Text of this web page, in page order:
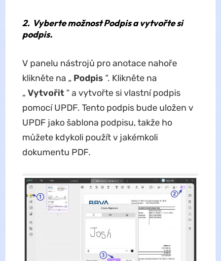
2. Vyberte možnost Podpis a vytvořte si
podpis.
V panelu nástrojů pro anotace nahoře
klikněte na „ Podpis “. Klikněte na
„ Vytvořit“ a vytvořte si vlastní podpis
pomocí UPDF. Tento podpis bude uložen v
UPDF jako šablona podpisu, takže ho
můžete kdykoli použít v jakémkoli
dokumentu PDF.